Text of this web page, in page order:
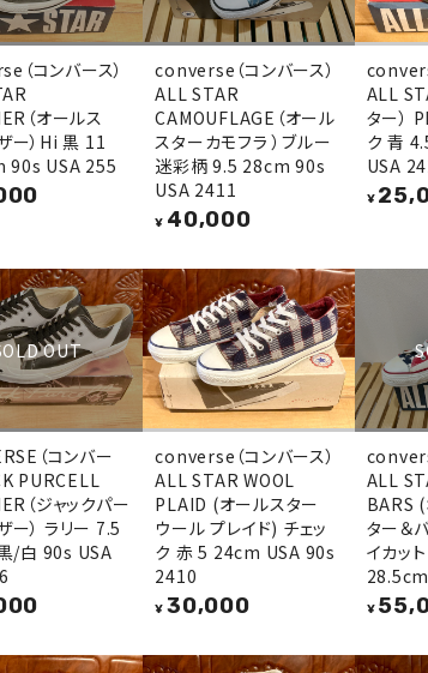
（コンバース）
（オールス
ー）Hi 黒 11
90s USA 255
converse（コンバース）
ALL STAR
CAMOUFLAGE（オール
スターカモフラ ）ブルー
迷彩柄 9.5 28cm 90s
USA 2411
¥ 40,000
ALL
ター）
ク 青
USA
¥
OUT
（コンバー
PURCELL
（ジャックパー
ー） ラリー 7.5
/白 90s USA
converse（コンバース）
ALL STAR WOOL
PLAID (オールスター
ウール プレイド) チェッ
ク 赤 5 24cm USA 90s
2410
¥ 30,000
ALL
BARS
ター＆
イカッ
¥